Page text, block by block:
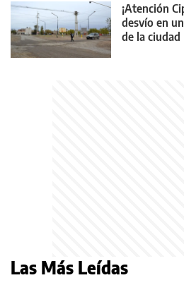
¡Atención
desvío en
de la ciudad
Las Más Leídas